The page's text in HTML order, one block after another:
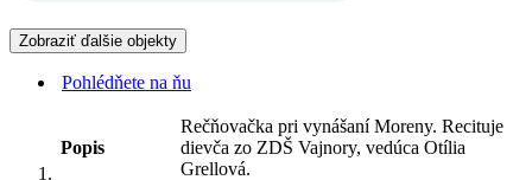
Zobraziť ďalšie objekty
Pohlédňete na ňu
Popis
Rečňovačka pri vynášaní Moreny. Recituje
dievča zo ZDŠ Vajnory, vedúca Otília
Grellová.